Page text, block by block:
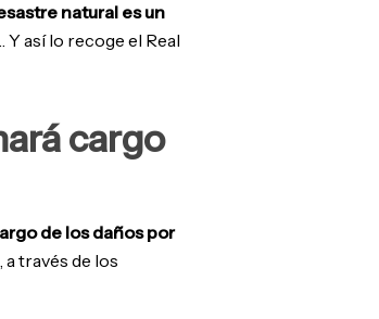
natural es un
así lo recoge el Real
cargo
de los daños por
través de los